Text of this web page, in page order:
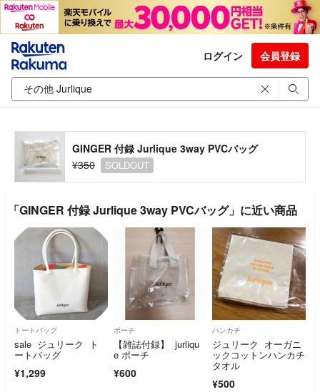
ログイン 会員登録
GINGER 付録 Jurlique 3way PVCバッグ
¥350
SOLDOUT
「GINGER 付録 Jurlique 3way PVCバッグ」に近い商品
トートバッグ
sale ジュリーク ト
ートバッグ
¥1,299
ポーチ
【雑誌付録】 jurliqu
e ポーチ
¥600
ハンカチ
ジュリーク オーガニ
ックコットンハンカチ
タオル
¥500